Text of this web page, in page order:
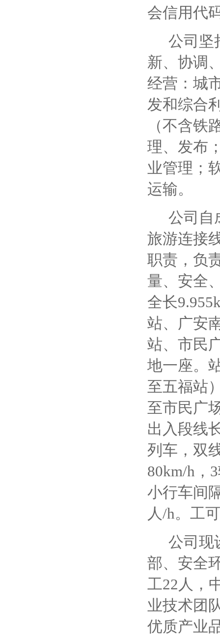
会信用代
公司坚
新、协调
经营：城
发和综合
（不含铁
理、发布
业管理；
运输。
公司自
旅游连接
职责，负
量、安全
全长
站、广安
站、市民
地一座。
至五福站
至市民广
出入段线
列车， 双
80km/h ， 3
小行车间
人/h。 工
公司现
部、安全
工22 人，
业技术团
优质产业